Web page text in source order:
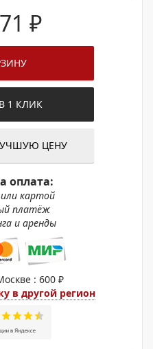
₽
1 КЛИК
ЦЕНУ
оплата:
картой
платёж
и аренды
: 600 ₽
в другой регион